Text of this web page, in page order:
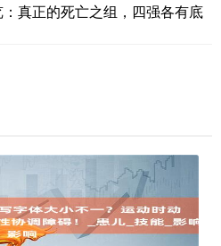
真正的死亡之组，四强各有底